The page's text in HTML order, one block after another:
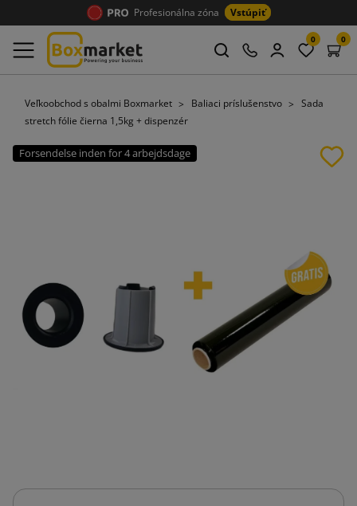
Profesionálna zóna Vstúpiť
0 0
Veľkoobchod s obalmi Boxmarket Baliaci príslušenstvo
Sada
stretch fólie čierna 1,5kg + dispenzér
Forsendelse inden for 4 arbejdsdage